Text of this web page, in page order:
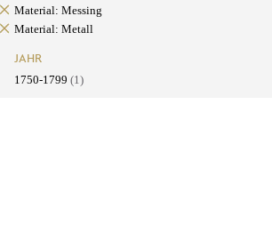
Material: Messing
Material: Metall
JAHR
1750-1799 (1)